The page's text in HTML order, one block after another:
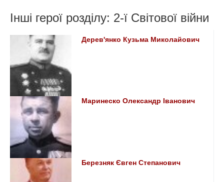
Інші герої розділу: 2-ї Світової війни
Дерев'янко Кузьма Миколайович
Маринеско Олександр Іванович
Березняк Євген Степанович